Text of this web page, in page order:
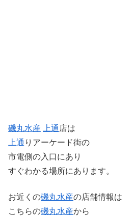
磯丸水産 上通 店は
上通 りアーケード街の
市電側の入口にあり
すぐわかる場所にあります。
お近くの磯丸水産の店舗情報は
こちらの磯丸水産から